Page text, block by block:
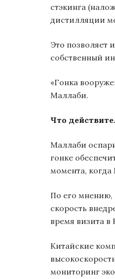
стэкинга
дистилляции
Это позволяет
собственный
«Гонка
Маллаби.
Что
Маллаби
гонке
момента, когда
По его мнению,
скорость
время визита в
Китайские
мониторинг